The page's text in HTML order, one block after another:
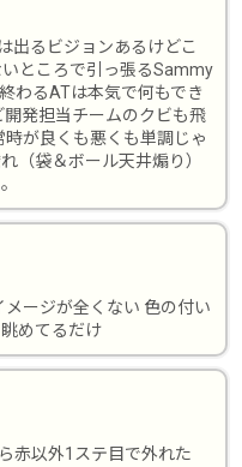
出るビジョンあるけどこ
ところで引っ張るSammy
わるATは本気で何もでき
発担当チームのクビも飛
が良くも悪くも単調じゃ
（袋＆ボール天井煽り）
ージが全くない 色の付い
めてるだけ
赤以外1ステ目で外れた